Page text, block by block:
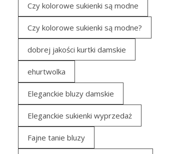
Czy kolorowe sukienki są modne
Czy kolorowe sukienki są modne?
dobrej jakości kurtki damskie
ehurtwolka
Eleganckie bluzy damskie
Eleganckie sukienki wyprzedaż
Fajne tanie bluzy